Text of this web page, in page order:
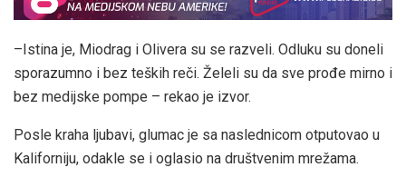
–Istina je, Miodrag i Olivera su se razveli. Odluku su doneli
sporazumno i bez teških reči. Želeli su da sve prođe mirno i
bez medijske pompe – rekao je izvor.
Posle kraha ljubavi, glumac je sa naslednicom otputovao u
Kaliforniju, odakle se i oglasio na društvenim mrežama.